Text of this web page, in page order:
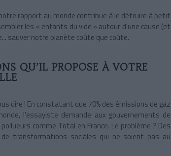
rapport au monde contribue à le détruire à petit
les « enfants du vide » autour d’une cause (et
sauvernotre planète coûte que coûte.
QU’IL PROPOSE À VOTRE
dire ! En constatant que 70% des émissions de gaz
l'essayiste demande aux gouvernements de
comme Total en France. Le problème ? Des
de transformations sociales qui ne soient pas au